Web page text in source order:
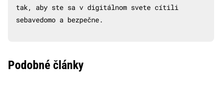
tak, aby ste sa v digitálnom svete cítili
sebavedomo a bezpečne.
Podobné články